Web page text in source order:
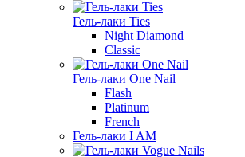
Гель-лаки Ties
Night Diamond
Classic
Гель-лаки One Nail
Flash
Platinum
French
Гель-лаки I AM